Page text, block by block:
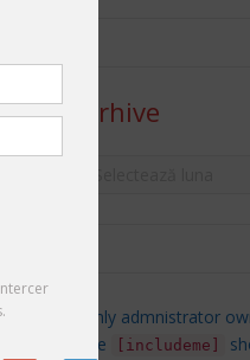
Arhive
Only admnistrator
the
[includeme]